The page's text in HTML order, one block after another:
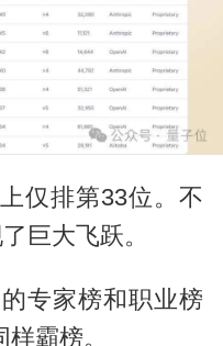
仅排第33位。不
巨大飞跃。
专家榜和职业榜
霸榜。